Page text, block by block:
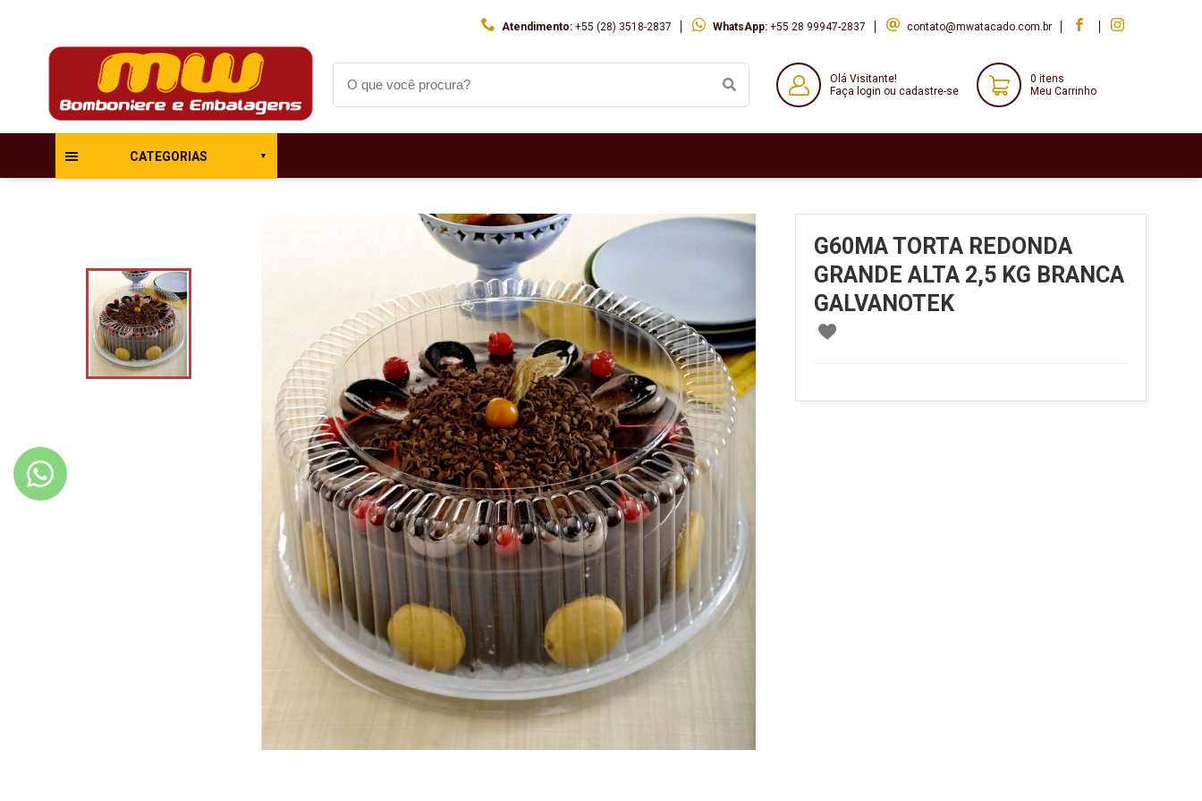
Atendimento: +55 (28) 3518-2837 WhatsApp: +55 28 99947-2837 contato@mwatacado.com.br
Olá Visitante!
Faça login ou cadastre-se
0 itens
Meu Carrinho
CATEGORIAS
G60MA TORTA REDONDA
GRANDE ALTA 2,5 KG BRANCA
GALVANOTEK